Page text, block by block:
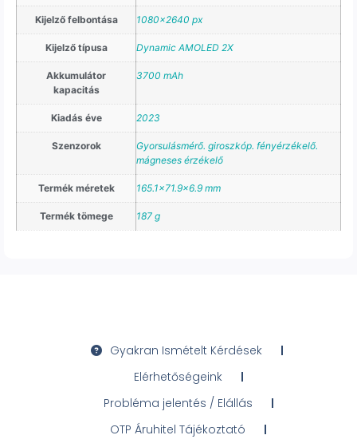
Kijelző felbontása 1080×2640 px
Kijelző típusa Dynamic AMOLED 2X
Akkumulátor
kapacitás
3700 mAh
Kiadás éve 2023
Szenzorok
Gyorsulásmérő. giroszkóp. fényérzékelő.
mágneses érzékelő
Termék méretek 165.1×71.9×6.9 mm
Termék tömege 187 g
Gyakran Ismételt Kérdések
Elérhetőségeink
Probléma jelentés / Elállás
OTP Áruhitel Tájékoztató